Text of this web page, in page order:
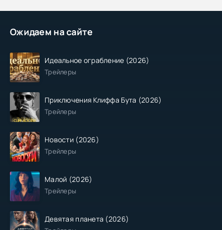
Ожидаем на сайте
Идеальное ограбление (2026)
Трейлеры
Приключения Клиффа Бута (2026)
Трейлеры
Новости (2026)
Трейлеры
Малой (2026)
Трейлеры
Девятая планета (2026)